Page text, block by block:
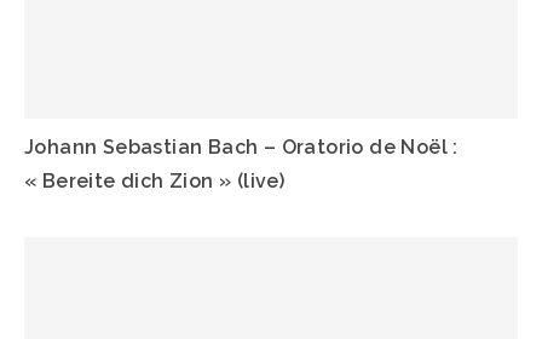
Johann Sebastian Bach – Oratorio de Noël :
« Bereite dich Zion » (live)